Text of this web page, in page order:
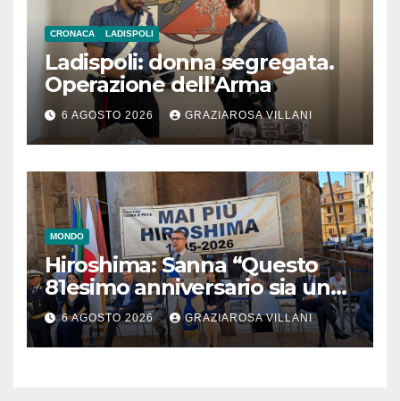
CRONACA LADISPOLI
Ladispoli: donna segregata.
Operazione dell’Arma
6 AGOSTO 2026 GRAZIAROSA VILLANI
MONDO
Hiroshima: Sanna “Questo
81esimo anniversario sia un
monito per tutti”
6 AGOSTO 2026 GRAZIAROSA VILLANI